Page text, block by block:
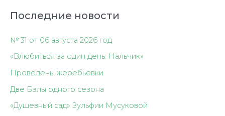
Последние новости
№ 31 от 06 августа 2026 год
«Влюбиться за один день: Нальчик»
Проведены жеребьёвки
Две Бэлы одного сезона
«Душевный сад» Зульфии Мусуковой